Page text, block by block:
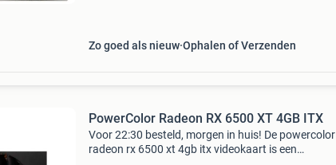
Zo goed als nieuw Ophalen of Verzenden
PowerColor Radeon RX 6500 XT 4GB ITX
Voor 22:30 besteld, morgen in huis! De powercolor
radeon rx 6500 xt 4gb itx videokaart is een